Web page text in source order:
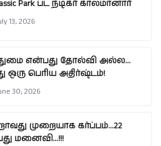
Park பட நடிகர் காலமானார்
13, 2026
என்பது தோல்வி அல்ல…
ஒரு பெரிய அதிர்ஷ்டம்!
30, 2026
முறையாக கர்ப்பம்…22
மனைவி…!!!